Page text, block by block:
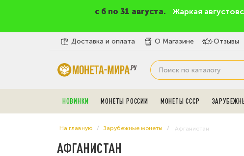
c 6 по 31 августа. Жаркая
Доставка и оплата О Магазине Отзывы
НОВИНКИ МОНЕТЫ РОССИИ МОНЕТЫ СССР
На главную Зарубежные монеты Афганистан
АФГАНИСТАН